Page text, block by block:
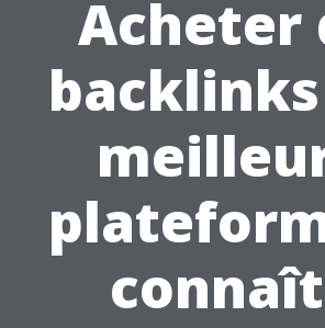
Acheter